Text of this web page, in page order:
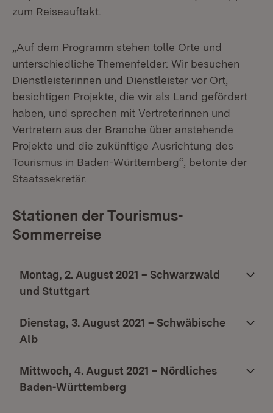
zum Reiseauftakt.
„Auf dem Programm stehen tolle Orte und
unterschiedliche Themenfelder: Wir besuchen
Dienstleisterinnen und Dienstleister vor Ort,
besichtigen Projekte, die wir als Land gefördert
haben, und sprechen mit Vertreterinnen und
Vertretern aus der Branche über anstehende
Projekte und die zukünftige Ausrichtung des
Tourismus in Baden-Württemberg“, betonte der
Staatssekretär.
Stationen der Tourismus-
Sommerreise
Montag, 2. August 2021 – Schwarzwald
und Stuttgart
Dienstag, 3. August 2021 – Schwäbische
Alb
Mittwoch, 4. August 2021 – Nördliches
Baden-Württemberg